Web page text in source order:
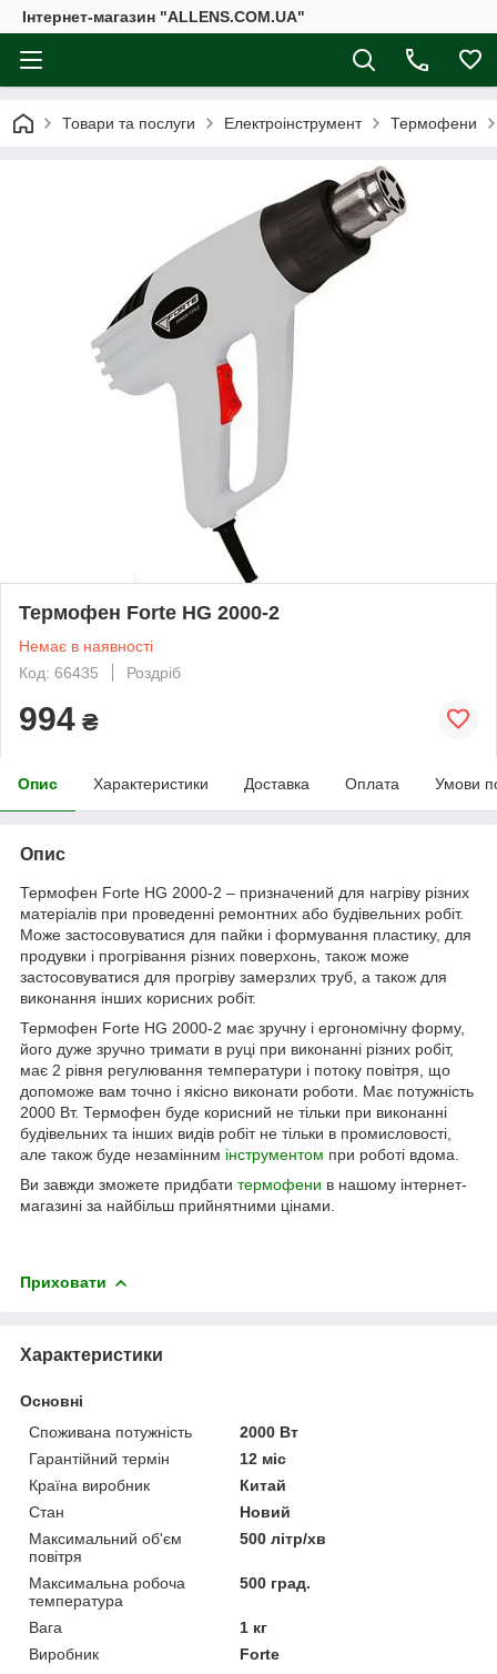
Інтернет-магазин "ALLENS.COM.UA"
Товари та послуги Електроінструмент Термофени
Термофен Forte HG 2000-2
Немає в наявності
Код: 66435
Роздріб
994 ₴
Опис Характеристики Доставка Оплата Умови
Опис
Термофен Forte HG 2000-2 – призначений для нагріву різних
матеріалів при проведенні ремонтних або будівельних робіт.
Може застосовуватися для пайки і формування пластику, для
продувки і прогрівання різних поверхонь, також може
застосовуватися для прогріву замерзлих труб, а також для
виконання інших корисних робіт.
Термофен Forte HG 2000-2 має зручну і ергономічну форму,
його дуже зручно тримати в руці при виконанні різних робіт,
має 2 рівня регулювання температури і потоку повітря, що
допоможе вам точно і якісно виконати роботи. Має потужність
2000 Вт. Термофен буде корисний не тільки при виконанні
будівельних та інших видів робіт не тільки в промисловості,
але також буде незамінним інструментом при роботі вдома.
Ви завжди зможете придбати термофени в нашому інтернет-
магазині за найбільш прийнятними цінами.
Приховати
Характеристики
Основні
Споживана потужність
2000 Вт
Гарантійний термін
12 міс
Країна виробник
Китай
Стан
Новий
Максимальний об'єм
повітря
500 літр/хв
Максимальна робоча
температура
500 град.
Вага
1 кг
Виробник
Forte